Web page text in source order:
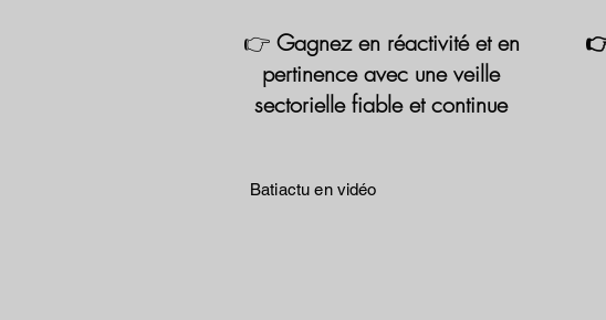
👉 Gagnez en réactivité et en
pertinence avec une veille
sectorielle fiable et continue
Batiactu en vidéo